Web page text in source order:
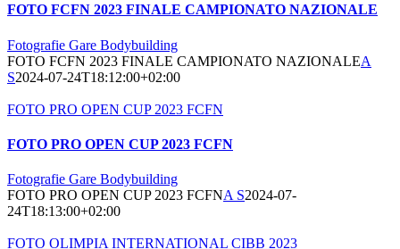
FOTO FCFN 2023 FINALE CAMPIONATO NAZIONALE
Fotografie Gare Bodybuilding
FOTO FCFN 2023 FINALE CAMPIONATO NAZIONALEA
S2024-07-24T18:12:00+02:00
FOTO PRO OPEN CUP 2023 FCFN
FOTO PRO OPEN CUP 2023 FCFN
Fotografie Gare Bodybuilding
FOTO PRO OPEN CUP 2023 FCFNA S2024-07-
24T18:13:00+02:00
FOTO OLIMPIA INTERNATIONAL CIBB 2023